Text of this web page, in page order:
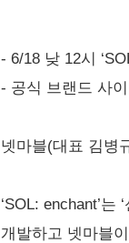
- 6/18 낮 12시
- 공식 브랜드 사
넷마블(대표 김병
‘SOL: enchant’는
개발하고 넷마블